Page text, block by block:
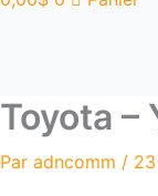
Toyota –
Par adncomm /